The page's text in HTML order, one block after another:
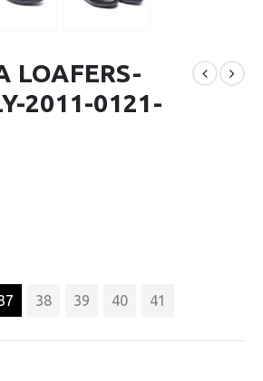
LOAFERS-
2011-0121-
38 39 40 41